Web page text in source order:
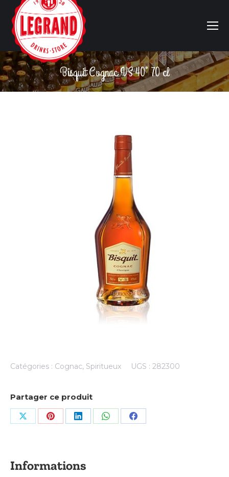
Bisquit Cognac VS 40° 70 cl
Vous êtes ici :
Catégories : Cognac, Spiritueux UGS : 282300
Partager ce produit
Share Share Share Share Share